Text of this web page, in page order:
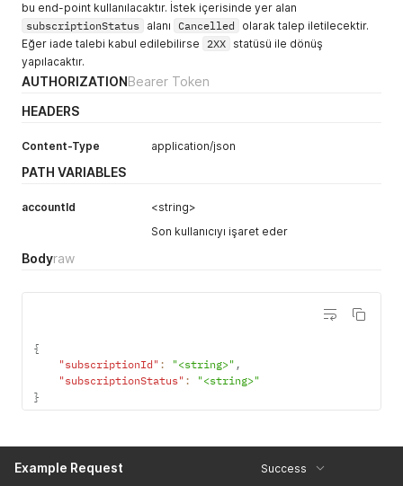
bu end-point kullanılacaktır. İstek içerisinde yer alan
subscriptionStatus alanı Cancelled
olarak talep iletilecektir.
Eğer iade talebi kabul edilebilirse 2XX statüsü ile dönüş
yapılacaktır.
AUTHORIZATIONBearer Token
HEADERS
Content-Type application/json
PATH VARIABLES
accountId
<string>
Son kullanıcıyı işaret eder
Bodyraw
{
"subscriptionId" : "<string>" ,
"subscriptionStatus" :
"<string>"
}
Example Request Success